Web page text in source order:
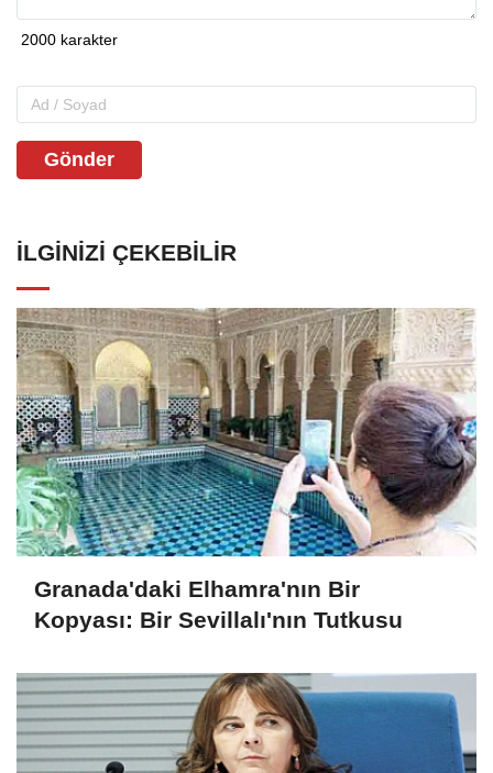
Gönder
İLGINIZI ÇEKEBILIR
Granada'daki Elhamra'nın Bir
Kopyası: Bir Sevillalı'nın Tutkusu